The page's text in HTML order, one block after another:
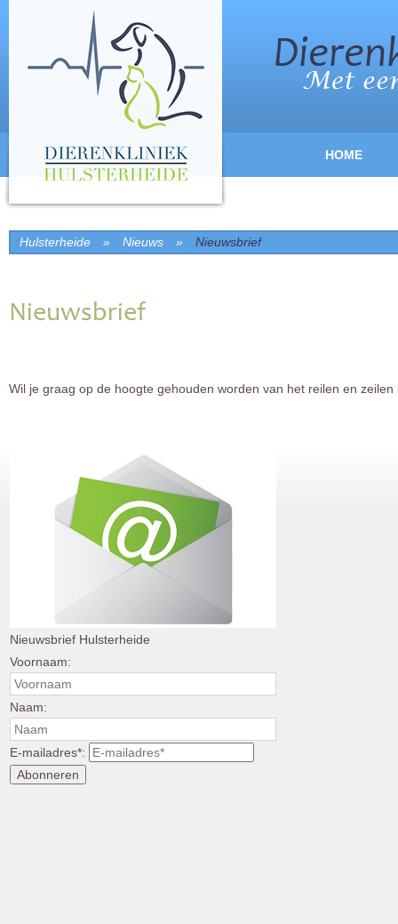
HOME
Hulsterheide » Nieuws » Nieuwsbrief
Nieuwsbrief
Wil je graag op de hoogte gehouden worden van het reilen en
Nieuwsbrief Hulsterheide
Voornaam:
Naam:
E-mailadres*: